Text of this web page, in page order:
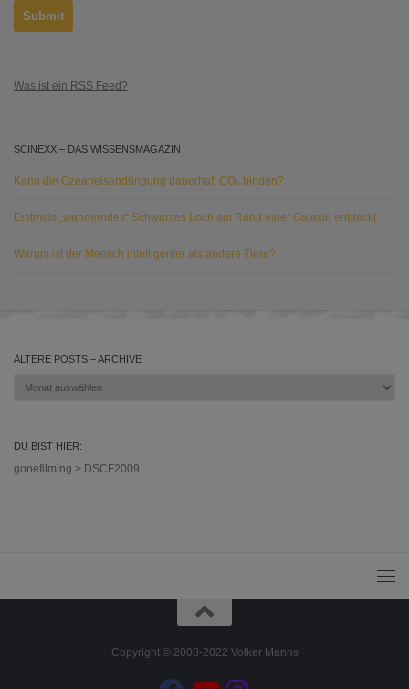
Was ist ein RSS Feed?
SCINEXX – DAS WISSENSMAGAZIN
Kann die Ozeaneisendüngung dauerhaft CO₂ binden?
Erstmals „wanderndes“ Schwarzes Loch am Rand einer Galaxie entdeckt
Warum ist der Mensch intelligenter als andere Tiere?
ÄLTERE POSTS – ARCHIVE
DU BIST HIER:
gonefilming > DSCF2009
Copyright © 2008-2022 Volker Manns